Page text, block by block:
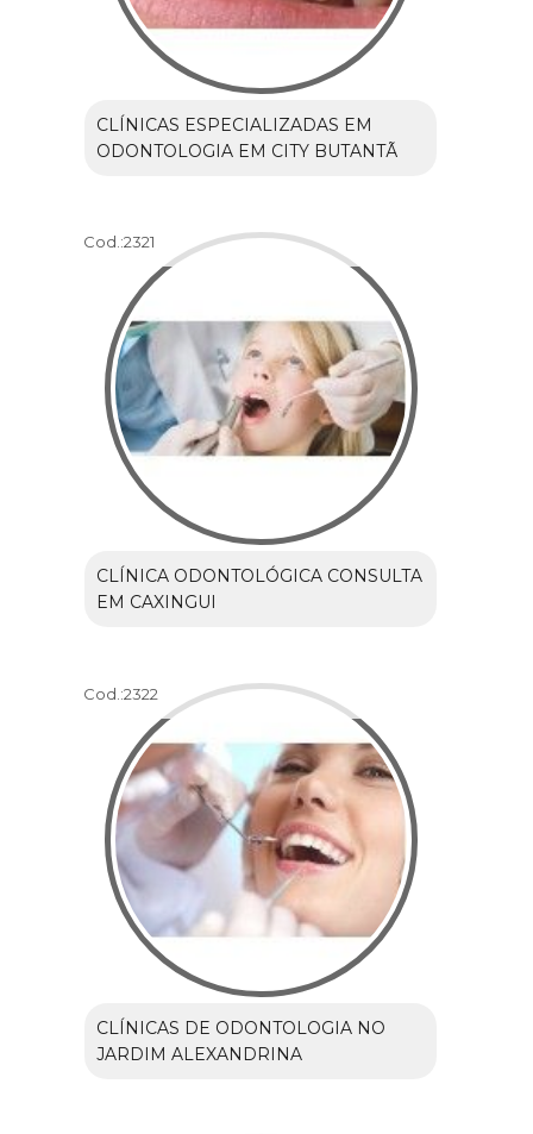
CLÍNICAS ESPECIALIZADAS EM
ODONTOLOGIA EM CITY BUTANTÃ
Cod.:2321
CLÍNICA ODONTOLÓGICA CONSULTA
EM CAXINGUI
Cod.:2322
CLÍNICAS DE ODONTOLOGIA NO
JARDIM ALEXANDRINA